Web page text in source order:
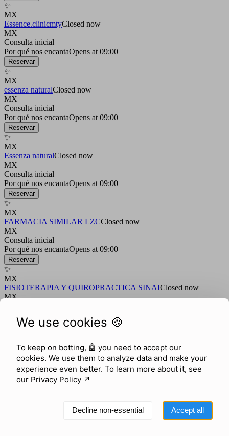
✨
MX
Essence.clinicmtyClosed now
MX
Consulta inicial
Por qué nos encantaOpens at 09:00
Reservar
✨
MX
essenza naturalClosed now
MX
Consulta inicial
Por qué nos encantaOpens at 09:00
Reservar
✨
MX
Essenza naturalClosed now
MX
Consulta inicial
Por qué nos encantaOpens at 09:00
Reservar
✨
MX
FARMACIA SIMILAR LZCClosed now
MX
Consulta inicial
Por qué nos encantaOpens at 09:00
Reservar
✨
MX
FISIOTERAPIA Y QUIROPRACTICA SINAIClosed now
MX
Reservar
MX
Fisiotherapy Closed now
MX
Consulta inicial
Por qué nos encantaOpens at 09:00
We use cookies 🍪
To keep on botting, 🤖 you need to accept our
cookies. We use them to analyze data and make your
experience even better. To learn more about it, see
our Privacy Policy ↗︎
Decline non-essential Accept all